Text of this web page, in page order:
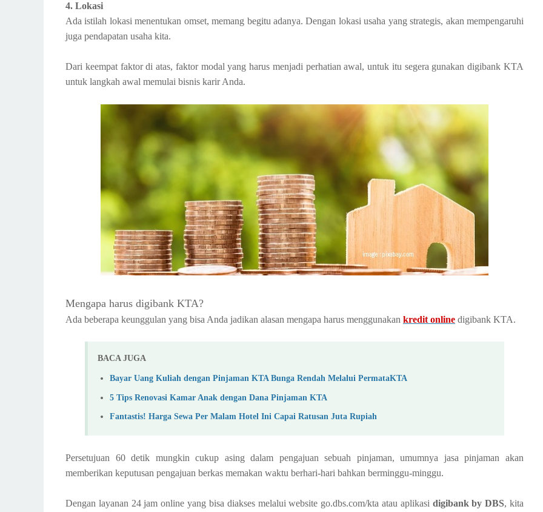
4. Lokasi
Ada istilah lokasi menentukan omset, memang begitu adanya. Dengan lokasi usaha yang strategis, akan mempengaruhi
juga pendapatan usaha kita.
Dari keempat faktor di atas, faktor modal yang harus menjadi perhatian awal, untuk itu segera gunakan digibank KTA
untuk langkah awal memulai bisnis karir Anda.
Mengapa harus digibank KTA?
Ada beberapa keunggulan yang bisa Anda jadikan alasan mengapa harus menggunakan kredit online digibank KTA.
BACA JUGA
Bayar Uang Kuliah dengan Pinjaman KTA Bunga Rendah Melalui PermataKTA
5 Tips Renovasi Kamar Anak dengan Dana Pinjaman KTA
Fantastis! Harga Sewa Per Malam Hotel Ini Capai Ratusan Juta Rupiah
Persetujuan 60 detik mungkin cukup asing dalam pengajuan sebuah pinjaman, umumnya jasa pinjaman akan
memberikan keputusan pengajuan berkas memakan waktu berhari-hari bahkan berminggu-minggu.
Dengan layanan 24 jam online yang bisa diakses melalui website go.dbs.com/kta atau aplikasi digibank by DBS, kita